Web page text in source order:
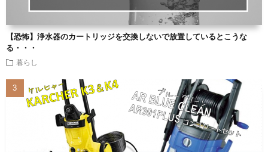
【恐怖】浄水器のカートリッジを交換しないで放置しているとこうな
る・・・
暮らし